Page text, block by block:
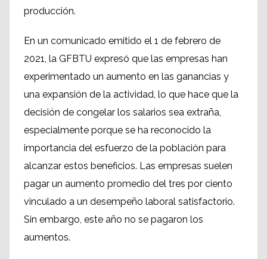
producción.
En un comunicado emitido el 1 de febrero de
2021, la GFBTU expresó que las empresas han
experimentado un aumento en las ganancias y
una expansión de la actividad, lo que hace que la
decisión de congelar los salarios sea extraña,
especialmente porque se ha reconocido la
importancia del esfuerzo de la población para
alcanzar estos beneficios. Las empresas suelen
pagar un aumento promedio del tres por ciento
vinculado a un desempeño laboral satisfactorio.
Sin embargo, este año no se pagaron los
aumentos.